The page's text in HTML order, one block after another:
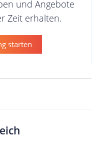
und Angebote
Zeit erhalten.
starten